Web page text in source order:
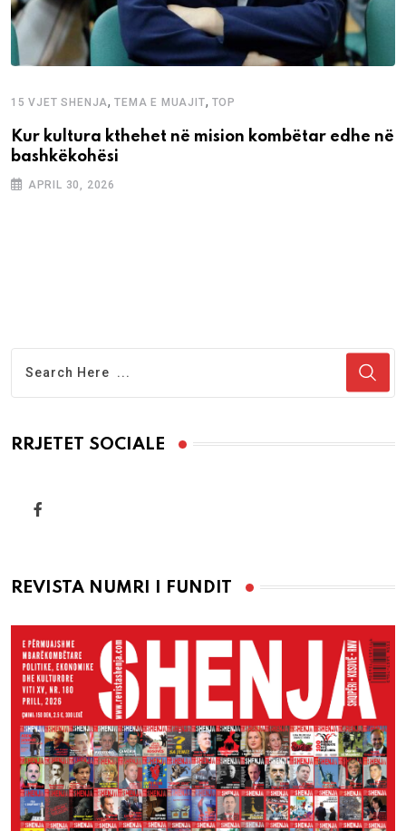
15 VJET SHENJA,TEMA E MUAJIT, TOP
Kur kultura kthehet në mision kombëtar edhe në
bashkëkohësi
APRIL 30, 2026
RRJETET SOCIALE
REVISTA NUMRI I FUNDIT